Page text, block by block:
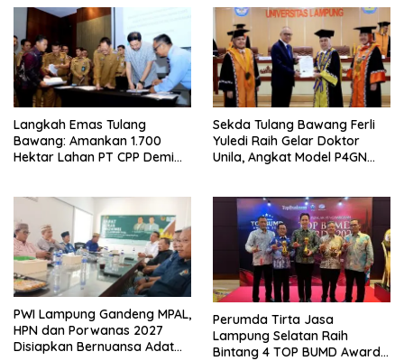
Langkah Emas Tulang
Bawang: Amankan 1.700
Hektar Lahan PT CPP Demi
Sekda Tulang Bawang Ferli
Yuledi Raih Gelar Doktor
Unila, Angkat Model P4GN
PWI Lampung Gandeng MPAL,
HPN dan Porwanas 2027
Disiapkan Bernuansa Adat
Perumda Tirta Jasa
Lampung Selatan Raih
Bintang 4 TOP BUMD Awards